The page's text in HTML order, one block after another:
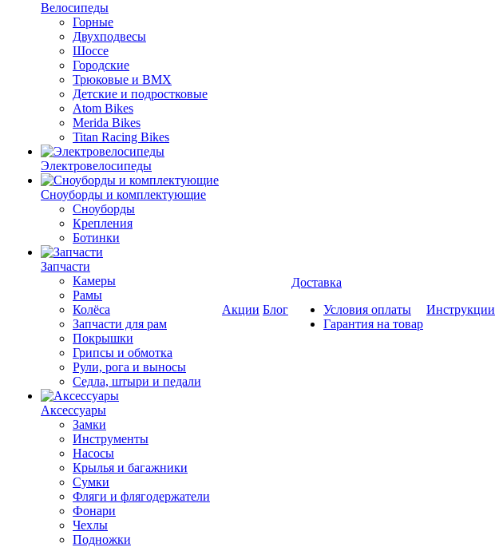
Велосипеды
Горные
Двухподвесы
Шоссе
Городские
Трюковые и BMX
Детские и подростковые
Atom Bikes
Merida Bikes
Titan Racing Bikes
Электровелосипеды
Cноуборды и комплектующие
Сноуборды
Крепления
Ботинки
Запчасти
Камеры
Рамы
Колёса
Запчасти для рам
Покрышки
Грипсы и обмотка
Рули, рога и выносы
Седла, штыри и педали
Аксессуары
Замки
Инструменты
Насосы
Крылья и багажники
Сумки
Фляги и флягодержатели
Фонари
Чехлы
Подножки
Акции Блог
Доставка
Условия оплаты
Гарантия на товар
Инструкции